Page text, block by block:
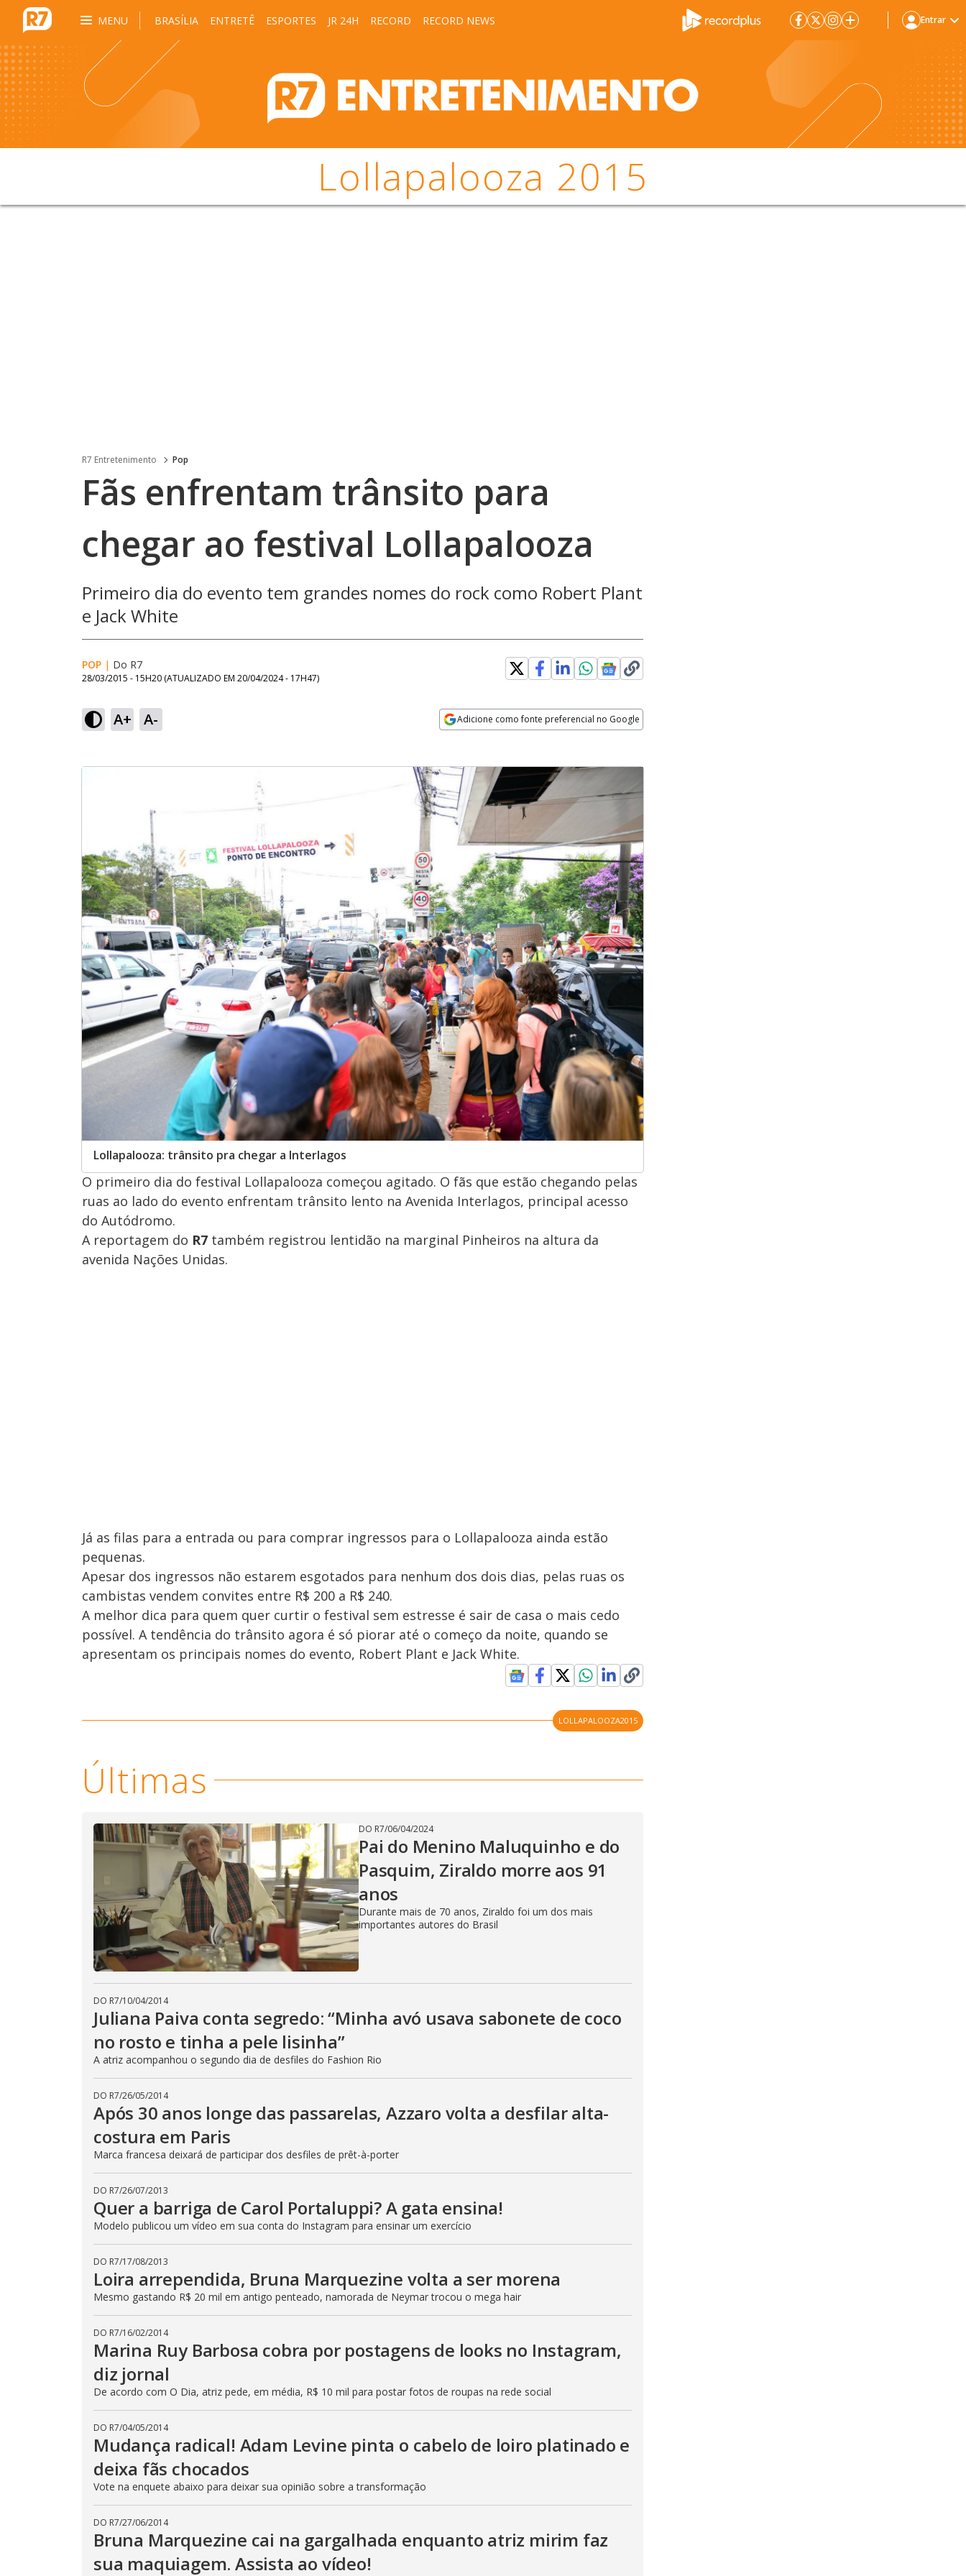
MENU BRASÍLIA ENTRETÊ ESPORTES JR 24H RECORD RECORD NEWS Entrar
Lollapalooza 2015
R7 Entretenimento Pop
Fãs enfrentam trânsito para
chegar ao festival Lollapalooza
Primeiro dia do evento tem grandes nomes do rock como Robert Plant
e Jack White
POP | Do R7
28/03/2015 - 15H20 (ATUALIZADO EM 20/04/2024 - 17H47)
A+ A- Adicione como fonte preferencial no Google
Lollapalooza: trânsito pra chegar a Interlagos
O primeiro dia do festival Lollapalooza começou agitado. O fãs que estão chegando pelas
ruas ao lado do evento enfrentam trânsito lento na Avenida Interlagos, principal acesso
do Autódromo.
A reportagem do R7 também registrou lentidão na marginal Pinheiros na altura da
avenida Nações Unidas.
Já as filas para a entrada ou para comprar ingressos para o Lollapalooza ainda estão
pequenas.
Apesar dos ingressos não estarem esgotados para nenhum dos dois dias, pelas ruas os
cambistas vendem convites entre R$ 200 a R$ 240.
A melhor dica para quem quer curtir o festival sem estresse é sair de casa o mais cedo
possível. A tendência do trânsito agora é só piorar até o começo da noite, quando se
apresentam os principais nomes do evento, Robert Plant e Jack White.
LOLLAPALOOZA2015
Últimas
DO R7/06/04/2024
Pai do Menino Maluquinho e do
Pasquim, Ziraldo morre aos 91
anos
Durante mais de 70 anos, Ziraldo foi um dos mais
importantes autores do Brasil
DO R7/10/04/2014
Juliana Paiva conta segredo: “Minha avó usava sabonete de coco
no rosto e tinha a pele lisinha”
A atriz acompanhou o segundo dia de desfiles do Fashion Rio
DO R7/26/05/2014
Após 30 anos longe das passarelas, Azzaro volta a desfilar alta-
costura em Paris
Marca francesa deixará de participar dos desfiles de prêt-à-porter
DO R7/26/07/2013
Quer a barriga de Carol Portaluppi? A gata ensina!
Modelo publicou um vídeo em sua conta do Instagram para ensinar um exercício
DO R7/17/08/2013
Loira arrependida, Bruna Marquezine volta a ser morena
Mesmo gastando R$ 20 mil em antigo penteado, namorada de Neymar trocou o mega hair
DO R7/16/02/2014
Marina Ruy Barbosa cobra por postagens de looks no Instagram,
diz jornal
De acordo com O Dia, atriz pede, em média, R$ 10 mil para postar fotos de roupas na rede social
DO R7/04/05/2014
Mudança radical! Adam Levine pinta o cabelo de loiro platinado e
deixa fãs chocados
Vote na enquete abaixo para deixar sua opinião sobre a transformação
DO R7/27/06/2014
Bruna Marquezine cai na gargalhada enquanto atriz mirim faz
sua maquiagem. Assista ao vídeo!